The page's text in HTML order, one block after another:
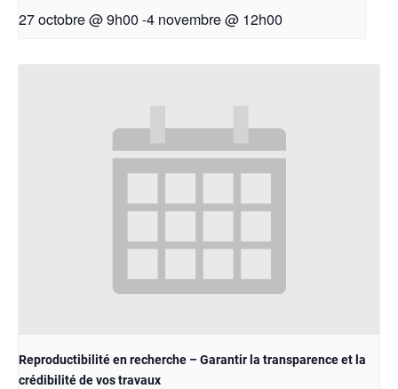
27 octobre @ 9h00-4 novembre @ 12h00
Reproductibilité en recherche – Garantir la transparence et la
crédibilité de vos travaux